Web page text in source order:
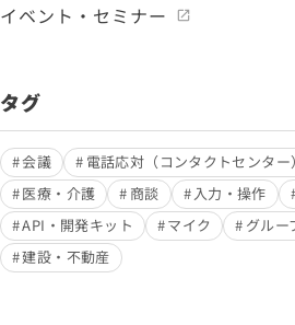
イベント・セミナー
タグ
会議 電話応対（コンタクトセンター）
医療・介護
商談 入力・操作
API・開発キット
マイク グルー
建設・不動産